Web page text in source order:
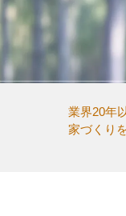
業界20年
家づくり